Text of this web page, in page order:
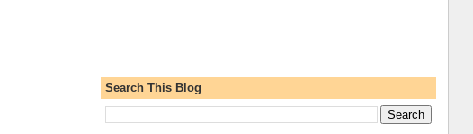
Search This Blog